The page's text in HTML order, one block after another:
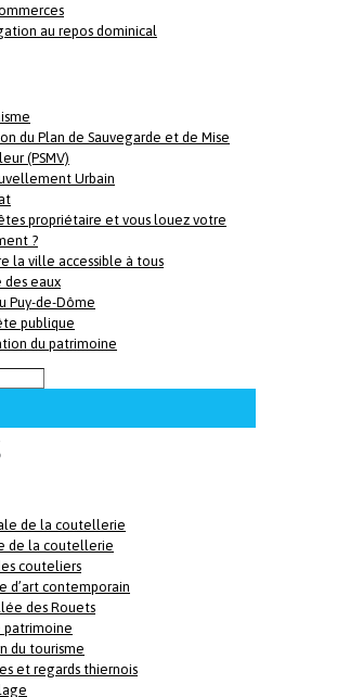
au repos dominical
du Plan de Sauvegarde et de Mise
(PSMV)
Urbain
propriétaire et vous louez votre
?
la ville accessible à tous
des eaux
Puy-de-Dôme
publique
du patrimoine
de la coutellerie
de la coutellerie
couteliers
d’art contemporain
des Rouets
patrimoine
du tourisme
et regards thiernois